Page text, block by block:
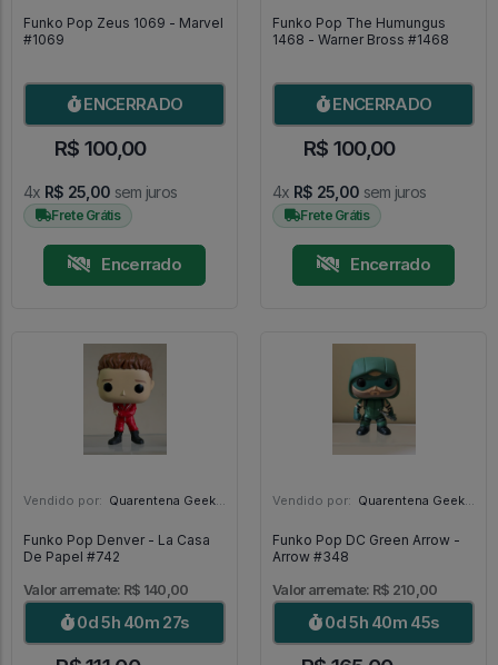
Funko Pop Zeus 1069 - Marvel
#1069
ENCERRADO
R$ 100,00
4x R$ 25,00 sem juros
Frete Grátis
Encerrado
Funko Pop The Humungus
1468 - Warner Bross #1468
ENCERRADO
R$ 100,00
4x R$ 25,00 sem juros
Frete Grátis
Encerrado
Vendido por: Quarentena Geek Store - SP
Funko Pop Denver - La Casa
De Papel #742
Valor arremate: R$ 140,00
0d 5h 40m 25s
Vendido por: Quarentena Geek Store - SP
Funko Pop DC Green Arrow -
Arrow #348
Valor arremate: R$ 210,00
0d 5h 40m 43s